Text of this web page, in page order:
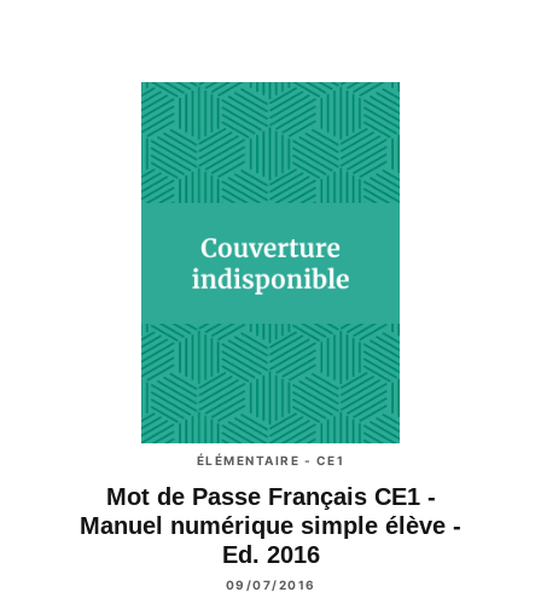
ÉLÉMENTAIRE - CE1
Mot de Passe Français CE1 -
Manuel numérique simple élève -
Ed. 2016
09/07/2016